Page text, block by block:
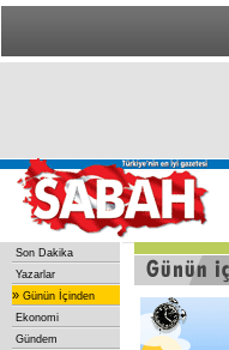
Son Dakika
Yazarlar
» Günün İçinden
Ekonomi
Gündem